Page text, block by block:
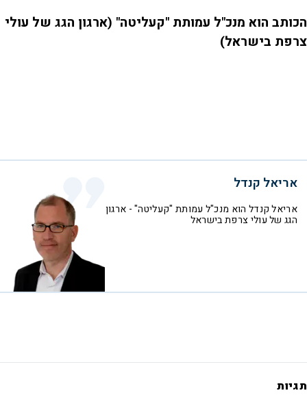
הכותב הוא מנכ"ל עמותת "קעליטה" (ארגון הגג של עולי
צרפת בישראל)
אריאל קנדל
אריאל קנדל הוא מנכ"ל עמותת "קעליטה" - ארגון
הגג של עולי צרפת בישראל
תגיות